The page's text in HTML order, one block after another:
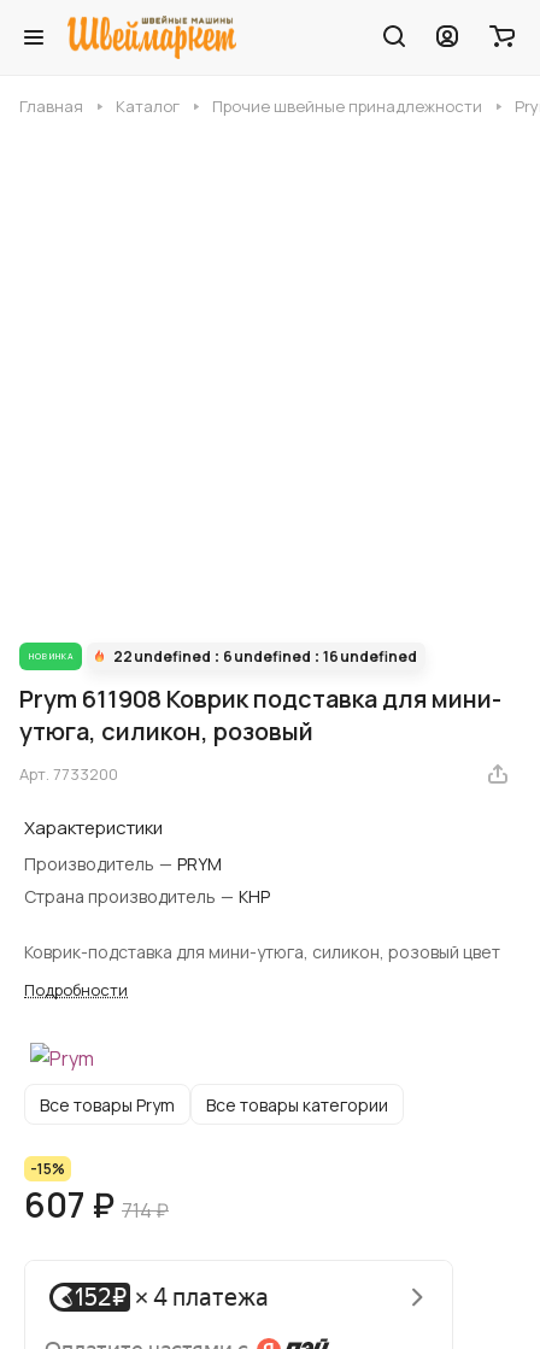
Главная Каталог Прочие швейные принадлежности
НОВИНКА 22undefined 6undefined 16undefined
Prym 611908 Коврик подставка для мини-
утюга, силикон, розовый
Арт. 7733200
Характеристики
Производитель — PRYM
Страна производитель — КНР
Коврик-подставка для мини-утюга, силикон, розовый цвет
Подробности
Все товары Prym Все товары категории
-15%
607 ₽ 714 ₽